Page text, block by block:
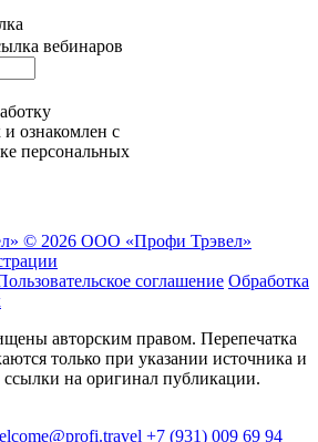
вебинаров
ознакомлен с
персональных
© 2026 ООО «Профи Трэвeл»
соглашение Обработка
авторским правом. Перепечатка
только при указании источника и
на оригинал публикации.
+7 (931) 009 69 94